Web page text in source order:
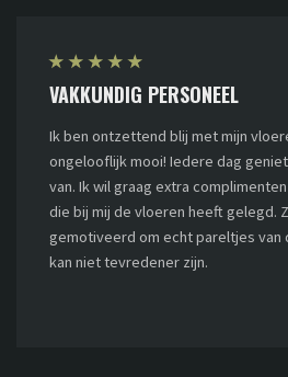
★ ★ ★ ★ ★
VAKKUNDIG PERSONEEL
Ik ben ontzettend blij met mijn
ongelooflijk mooi! Iedere dag
van. Ik wil graag extra
die bij mij de vloeren heeft gelegd.
gemotiveerd om echt pareltjes van
kan niet tevredener zijn.